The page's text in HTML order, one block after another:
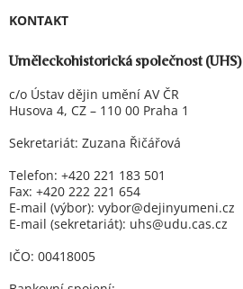
KONTAKT
Uměleckohistorická společnost (UHS)
c/o Ústav dějin umění AV ČR
Husova 4, CZ – 110 00 Praha 1
Sekretariát: Zuzana Řičářová
Telefon: +420 221 183 501
Fax: +420 222 221 654
E-mail (výbor): vybor@dejinyumeni.cz
E-mail (sekretariát): uhs@udu.cas.cz
IČO: 00418005